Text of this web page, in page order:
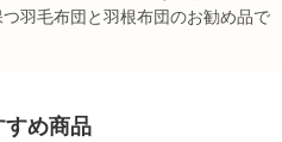
羽毛布団と羽根布団のお勧め品で
すめ商品